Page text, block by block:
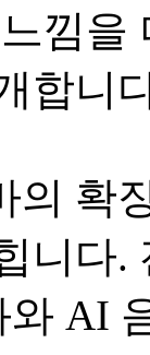
낌을
합니
의 확
니다.
AI